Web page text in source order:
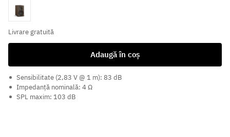
Dark Walnut
Livrare gratuită
Adaugă în coș
Sensibilitate (2,83 V @ 1 m): 83 dB
Impedanță nominală: 4 Ω
SPL maxim: 103 dB